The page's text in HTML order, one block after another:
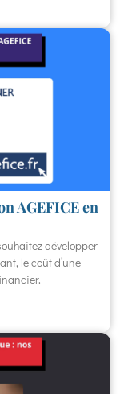
AGEFICE en
développer
le coût d’une